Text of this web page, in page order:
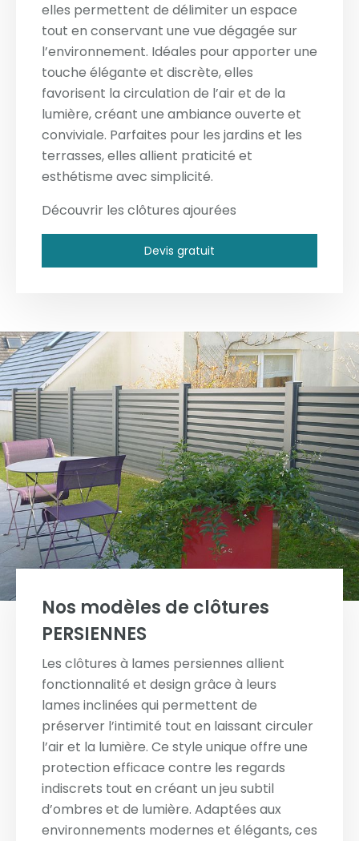
elles permettent de délimiter un espace
tout en conservant une vue dégagée sur
l’environnement. Idéales pour apporter une
touche élégante et discrète, elles
favorisent la circulation de l’air et de la
lumière, créant une ambiance ouverte et
conviviale. Parfaites pour les jardins et les
terrasses, elles allient praticité et
esthétisme avec simplicité.
Découvrir les clôtures ajourées
Devis gratuit
Nos modèles de clôtures
PERSIENNES
Les clôtures à lames persiennes allient
fonctionnalité et design grâce à leurs
lames inclinées qui permettent de
préserver l’intimité tout en laissant circuler
l’air et la lumière. Ce style unique offre une
protection efficace contre les regards
indiscrets tout en créant un jeu subtil
d’ombres et de lumière. Adaptées aux
environnements modernes et élégants, ces